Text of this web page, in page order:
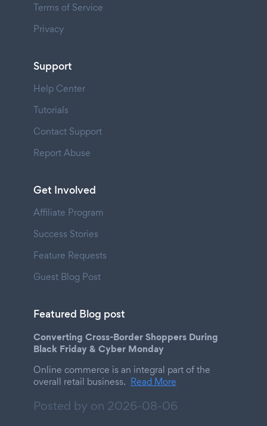
Terms of Service
Privacy
Support
Help Center
Tutorials
Contact Support
Report Abuse
Get Involved
Affiliate Program
Success Stories
Feature Requests
Guest Blog Post
Featured Blog post
Converting Cross-Border Shoppers During
Black Friday & Cyber Monday
Online commerce is an integral part of the
overall retail business. Read More
Posted by on 2026-08-06